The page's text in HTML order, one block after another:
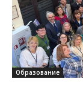
Образование